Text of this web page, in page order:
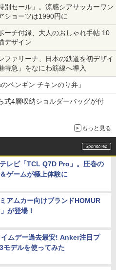
別セール」。涼感シアサッカーワン
ショーツは1990円に
ーチ付録、大人のおしゃれ手帖 10
デザイン
ファリーナ、日本の鉄道を初デザイ
特急」をなにわ筋線へ導入
ペンギン チキンのり弁」
式4層収納ショルダーバッグが付
もっと見る
レビ「TCL Q7D Pro」。圧巻の
ゲームが極上体験に
アムカー向けブランドHOMUR
が登場！
ムデー過去最安! Anker注目プ
モデルを使ってみた